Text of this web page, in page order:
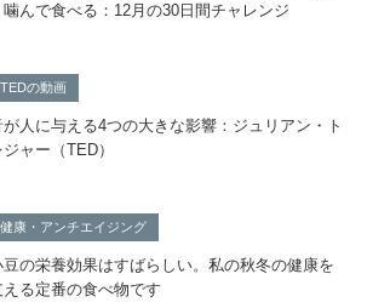
噛んで食べる：12月の30日間チャレンジ
TEDの動画
が人に与える4つの大きな影響：ジュリアン・ト
ジャー（TED）
健康・アンチエイジング
豆の栄養効果はすばらしい。私の秋冬の健康を
える定番の食べ物です